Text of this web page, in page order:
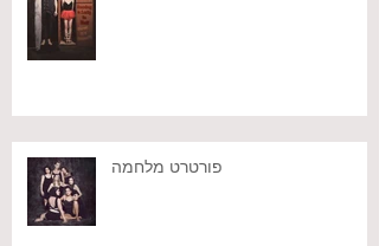
פורטרט מלחמה